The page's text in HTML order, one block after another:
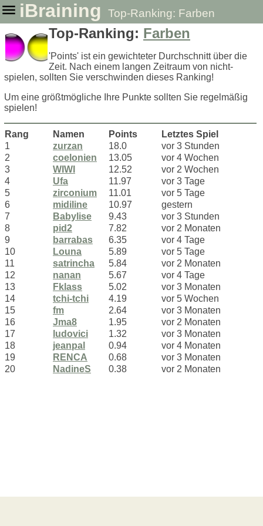
iBraining Top-Ranking: Farben
Top-Ranking: Farben
'Points' ist ein gewichteter Durchschnitt über die
Zeit. Nach einem langen Zeitraum von nicht-
spielen, sollten Sie verschwinden dieses Ranking!
Um eine größtmögliche Ihre Punkte sollten Sie regelmäßig
spielen!
Rang Namen Points
Letztes Spiel
1
zurzan 18.0
vor 3 Stunden
2
coelonien 13.05
vor 4 Wochen
3
WIWI 12.52
vor 2 Wochen
4
Ufa 11.97
vor 3 Tage
5
zirconium 11.01
vor 5 Tage
6
midiline 10.97
gestern
7
Babylise 9.43
vor 3 Stunden
8
pid2 7.82
vor 2 Monaten
9
barrabas 6.35
vor 4 Tage
10
Louna 5.89
vor 5 Tage
11
satrincha 5.84
vor 2 Monaten
12
nanan 5.67
vor 4 Tage
13
Fklass 5.02
vor 3 Monaten
14
tchi-tchi 4.19
vor 5 Wochen
15
fm 2.64
vor 3 Monaten
16
Jma8 1.95
vor 2 Monaten
17
ludovici 1.32
vor 3 Monaten
18
jeanpal 0.94
vor 4 Monaten
19
RENCA 0.68
vor 3 Monaten
20
NadineS 0.38 vor 2 Monaten